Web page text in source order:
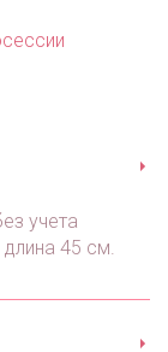
учета
45 см.